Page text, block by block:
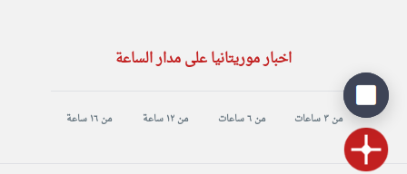
اخبار موريتانيا على مدار الساعة
من ٣ ساعات من ٦ ساعات من ١٢ ساعة من ١٦ ساعة